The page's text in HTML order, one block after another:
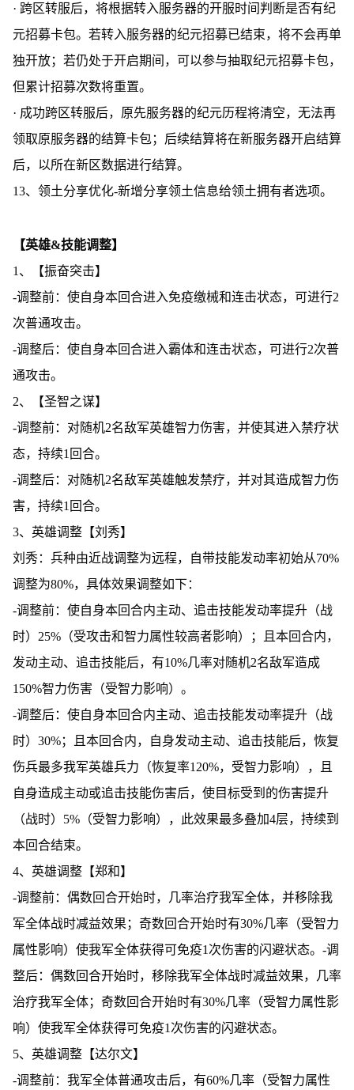
· 跨区转服后，将根据转入服务器的开服时间判断是否有纪
元招募卡包。若转入服务器的纪元招募已结束，将不会再单
独开放；若仍处于开启期间，可以参与抽取纪元招募卡包，
但累计招募次数将重置。
· 成功跨区转服后，原先服务器的纪元历程将清空，无法再
领取原服务器的结算卡包；后续结算将在新服务器开启结算
后，以所在新区数据进行结算。
13、领土分享优化-新增分享领土信息给领土拥有者选项。
【英雄&技能调整】
1、【振奋突击】
-调整前：使自身本回合进入免疫缴械和连击状态，可进行2
次普通攻击。
-调整后：使自身本回合进入霸体和连击状态，可进行2次普
通攻击。
2、【圣智之谋】
-调整前：对随机2名敌军英雄智力伤害，并使其进入禁疗状
态，持续1回合。
-调整后：对随机2名敌军英雄触发禁疗，并对其造成智力伤
害，持续1回合。
3、英雄调整【刘秀】
刘秀：兵种由近战调整为远程，自带技能发动率初始从70%
调整为80%，具体效果调整如下：
-调整前：使自身本回合内主动、追击技能发动率提升（战
时）25%（受攻击和智力属性较高者影响）；且本回合内，
发动主动、追击技能后，有10%几率对随机2名敌军造成
150%智力伤害（受智力影响）。
-调整后：使自身本回合内主动、追击技能发动率提升（战
时）30%；且本回合内，自身发动主动、追击技能后，恢复
伤兵最多我军英雄兵力（恢复率120%，受智力影响），且
自身造成主动或追击技能伤害后，使目标受到的伤害提升
（战时）5%（受智力影响），此效果最多叠加4层，持续到
本回合结束。
4、英雄调整【郑和】
-调整前：偶数回合开始时，几率治疗我军全体，并移除我
军全体战时减益效果；奇数回合开始时有30%几率（受智力
属性影响）使我军全体获得可免疫1次伤害的闪避状态。-调
整后：偶数回合开始时，移除我军全体战时减益效果，几率
治疗我军全体；奇数回合开始时有30%几率（受智力属性影
响）使我军全体获得可免疫1次伤害的闪避状态。
5、英雄调整【达尔文】
-调整前：我军全体普通攻击后，有60%几率（受智力属性